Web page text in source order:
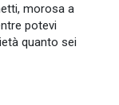
morosa a
potevi
quanto sei
palle ad averlo